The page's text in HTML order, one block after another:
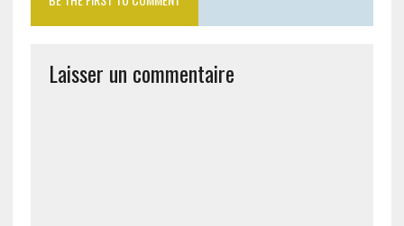
Laisser un commentaire